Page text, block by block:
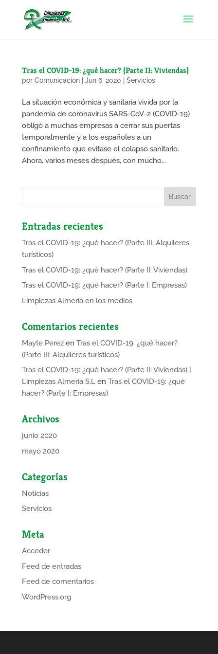
Tras el COVID-19: ¿qué hacer? (Parte II: Viviendas)
por Comunicacion| Jun 6, 2020 Servicios
La situación económica y sanitaria vivida por la
pandemia de coronavirus SARS-CoV-2 (COVID-19)
obligó a muchas empresas a cerrar sus puertas
temporalmente y a los españoles a un
confinamiento que evitase el colapso sanitario.
Ahora, varios meses después, con mucho...
Entradas recientes
Tras el COVID-19: ¿qué hacer? (Parte III: Alquileres
turísticos)
Tras el COVID-19: ¿qué hacer? (Parte II: Viviendas)
Tras el COVID-19: ¿qué hacer? (Parte I: Empresas)
Limpiezas Almería en los medios
Comentarios recientes
Mayte Perezen Tras el COVID-19: ¿qué hacer?
(Parte III: Alquileres turísticos)
Tras el COVID-19: ¿qué hacer? (Parte II: Viviendas) |
Limpiezas Almeria S.Len Tras el COVID-19: ¿qué
hacer? (Parte I: Empresas)
Archivos
junio 2020
mayo 2020
Categorías
Noticias
Servicios
Meta
Acceder
Feed de entradas
Feed de comentarios
WordPress.org